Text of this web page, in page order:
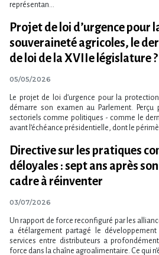
représentan...
Projet de loi d​‌’urgence pour
souveraineté agricoles, le
de loi de la XVIIe législature ?
05/05/2026
Le projet de loi d​‌’urgence pour la
démarre son examen au Parlement. Perçu
sectoriels comme politiques - comme le
avant l​‌’échéance présidentielle, dont le
Directive sur les pratiques
déloyales : sept ans après
cadre à réinventer
03/07/2026
Un rapport de force reconfiguré par les
a étélargement partagé le
services entre distributeurs a
force dans la chaîne agroalimentaire. Ce qui